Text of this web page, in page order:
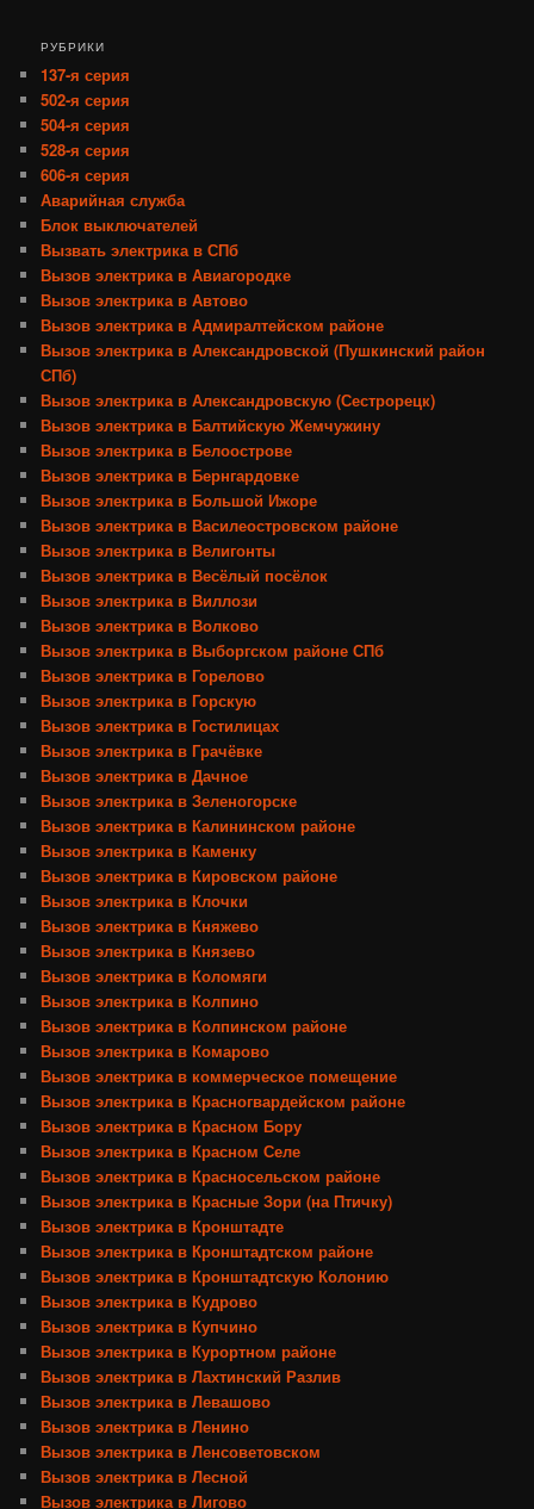
РУБРИКИ
137-я серия
502-я серия
504-я серия
528-я серия
606-я серия
Аварийная служба
Блок выключателей
Вызвать электрика в СПб
Вызов электрика в Авиагородке
Вызов электрика в Автово
Вызов электрика в Адмиралтейском районе
Вызов электрика в Александровской (Пушкинский район
СПб)
Вызов электрика в Александровскую (Сестрорецк)
Вызов электрика в Балтийскую Жемчужину
Вызов электрика в Белоострове
Вызов электрика в Бернгардовке
Вызов электрика в Большой Ижоре
Вызов электрика в Василеостровском районе
Вызов электрика в Велигонты
Вызов электрика в Весёлый посёлок
Вызов электрика в Виллози
Вызов электрика в Волково
Вызов электрика в Выборгском районе СПб
Вызов электрика в Горелово
Вызов электрика в Горскую
Вызов электрика в Гостилицах
Вызов электрика в Грачёвке
Вызов электрика в Дачное
Вызов электрика в Зеленогорске
Вызов электрика в Калининском районе
Вызов электрика в Каменку
Вызов электрика в Кировском районе
Вызов электрика в Клочки
Вызов электрика в Княжево
Вызов электрика в Князево
Вызов электрика в Коломяги
Вызов электрика в Колпино
Вызов электрика в Колпинском районе
Вызов электрика в Комарово
Вызов электрика в коммерческое помещение
Вызов электрика в Красногвардейском районе
Вызов электрика в Красном Бору
Вызов электрика в Красном Селе
Вызов электрика в Красносельском районе
Вызов электрика в Красные Зори (на Птичку)
Вызов электрика в Кронштадте
Вызов электрика в Кронштадтском районе
Вызов электрика в Кронштадтскую Колонию
Вызов электрика в Кудрово
Вызов электрика в Купчино
Вызов электрика в Курортном районе
Вызов электрика в Лахтинский Разлив
Вызов электрика в Левашово
Вызов электрика в Ленино
Вызов электрика в Ленсоветовском
Вызов электрика в Лесной
Вызов электрика в Лигово